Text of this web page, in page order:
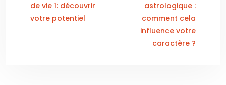
de vie 1: découvrir
votre potentiel
astrologique :
comment cela
influence votre
caractère ?